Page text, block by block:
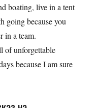
boating, live in a tent
going because you
in a team.
of unforgettable
because I am sure